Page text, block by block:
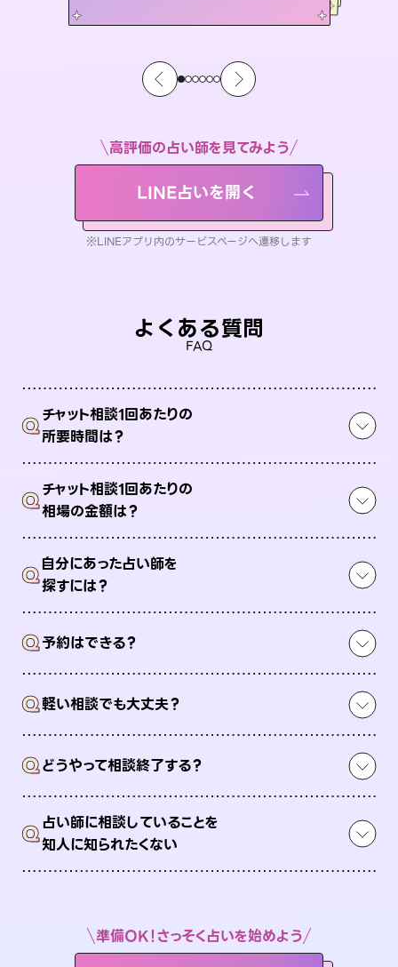
高評価の占い師を見てみよう
LINE占いを開く
※LINEアプリ内のサービスページへ遷移します
よくある質問
FAQ
Qチャット相談1回あたりの
所要時間は？
Qチャット相談1回あたりの
相場の金額は？
Q自分にあった占い師を
探すには？
Q予約はできる？
Q軽い相談でも大丈夫？
Qどうやって相談終了する？
Q占い師に相談していることを
知人に知られたくない
準備OK！さっそく占いを始めよう